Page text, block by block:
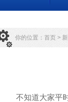
你的位置： 首页 >
不知道大家平